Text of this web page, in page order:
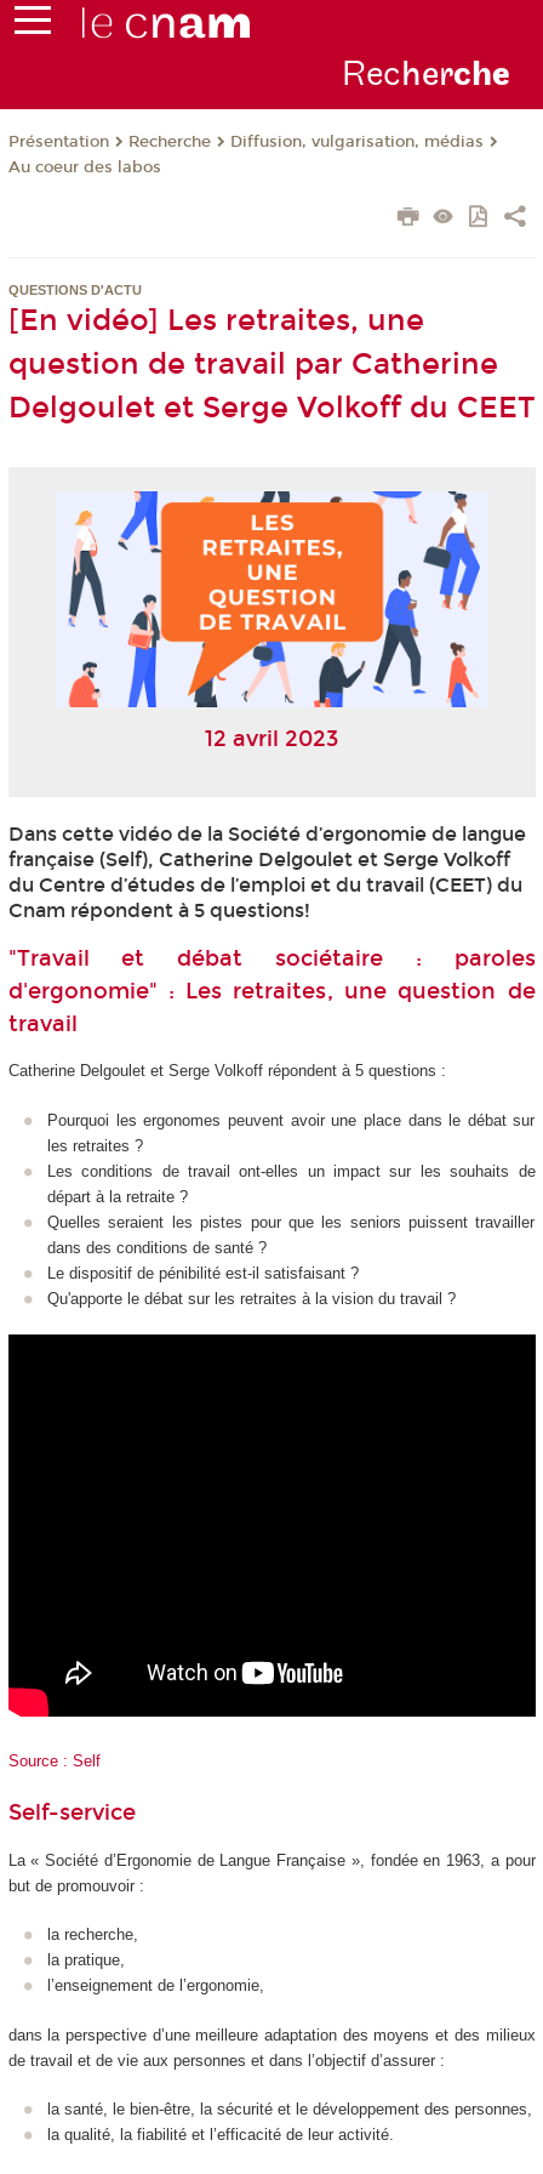
Recherche
Présentation Recherche
Diffusion, vulgarisation, médias
Au coeur des labos
QUESTIONS D'ACTU
[En vidéo] Les retraites, une
question de travail par Catherine
Delgoulet et Serge Volkoff du CEET
12 avril 2023
Dans cette vidéo de la Société d’ergonomie de langue
française (Self), Catherine Delgoulet et Serge Volkoff
du Centre d’études de l’emploi et du travail (CEET) du
Cnam répondent à 5 questions!
"Travail et débat sociétaire : paroles
d'ergonomie" : Les retraites, une question de
travail
Catherine Delgoulet et Serge Volkoff répondent à 5 questions :
Pourquoi les ergonomes peuvent avoir une place dans le débat sur
les retraites ?
Les conditions de travail ont-elles un impact sur les souhaits de
départ à la retraite ?
Quelles seraient les pistes pour que les seniors puissent travailler
dans des conditions de santé ?
Le dispositif de pénibilité est-il satisfaisant ?
Qu'apporte le débat sur les retraites à la vision du travail ?
Source : Self
Self-service
La « Société d’Ergonomie de Langue Française », fondée en 1963, a pour
but de promouvoir :
la recherche,
la pratique,
l’enseignement de l’ergonomie,
dans la perspective d’une meilleure adaptation des moyens et des milieux
de travail et de vie aux personnes et dans l’objectif d’assurer :
la santé, le bien-être, la sécurité et le développement des personnes,
la qualité, la fiabilité et l’efficacité de leur activité.